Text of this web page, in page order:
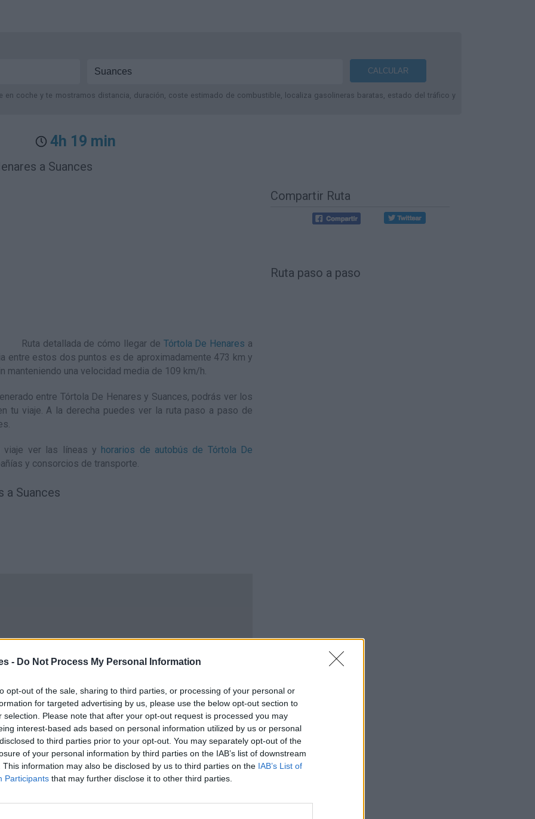
- Do Not Process My Personal Information
opt-out of the sale, sharing to third parties, or processing of your personal or
for targeted advertising by us, please use the below opt-out section to
selection. Please note that after your opt-out request is processed you may
interest-based ads based on personal information utilized by us or personal
to third parties prior to your opt-out. You may separately opt-out of the
of your personal information by third parties on the IAB’s list of downstream
This information may also be disclosed by us to third parties on the IAB’s List of
Participants that may further disclose it to other third parties.
en coche y te mostramos distancia, duración, coste estimado de combustible, localiza gasolineras baratas, estado del tráfico y
4h 19 min
a Suances
Ruta detallada de cómo llegar de Tórtola De Henares a
entre estos dos puntos es de aproximadamente 473 km y
manteniendo una velocidad media de 109 km/h.
entre Tórtola De Henares y Suances, podrás ver los
tu viaje. A la derecha puedes ver la ruta paso a paso de
.
viaje ver las líneas y horarios de autobús de Tórtola De
y consorcios de transporte.
a Suances
Suances
Compartir Ruta
Ruta paso a paso